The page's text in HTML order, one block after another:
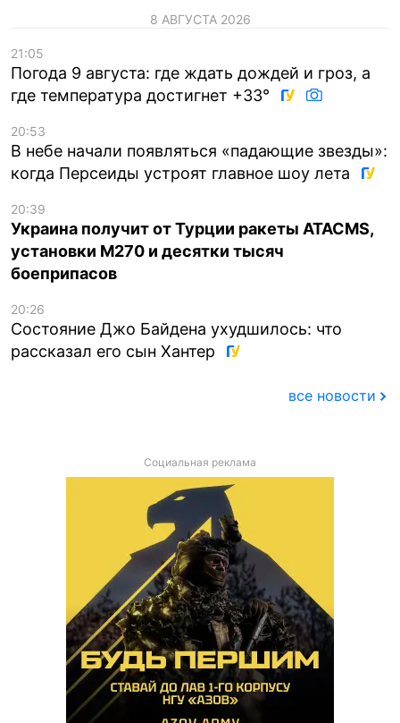
8 АВГУСТА 2026
21:05
Погода 9 августа: где ждать дождей и гроз, а
где температура достигнет +33°
20:53
В небе начали появляться «падающие звезды»:
когда Персеиды устроят главное шоу лета
20:39
Украина получит от Турции ракеты ATACMS,
установки M270 и десятки тысяч
боеприпасов
20:26
Состояние Джо Байдена ухудшилось: что
рассказал его сын Хантер
все новости
Социальная реклама